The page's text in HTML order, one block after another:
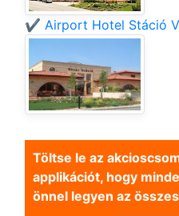
✔️ Airport Hotel Stáció
Töltse le az
applikációt, hogy
önnel legyen az